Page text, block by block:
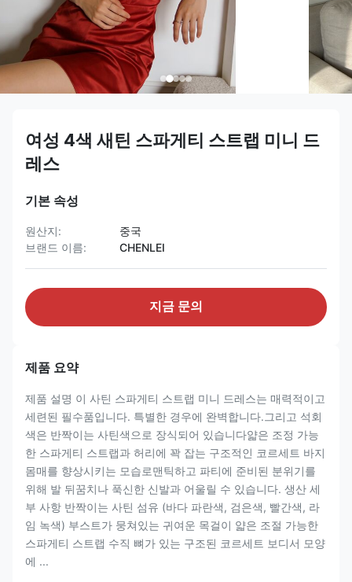
여성 4색 새틴 스파게티 스트랩 미니 드
레스
기본 속성
원산지:
중국
브랜드 이름:
CHENLEI
지금 문의
제품 요약
제품 설명 이 사틴 스파게티 스트랩 미니 드레스는 매력적이고
세련된 필수품입니다. 특별한 경우에 완벽합니다.그리고 석회
색은 반짝이는 사틴색으로 장식되어 있습니다얇은 조정 가능
한 스파게티 스트랩과 허리에 꽉 잡는 구조적인 코르세트 바지
몸매를 향상시키는 모습로맨틱하고 파티에 준비된 분위기를
위해 발 뒤꿈치나 푹신한 신발과 어울릴 수 있습니다. 생산 세
부 사항 반짝이는 사틴 섬유 (바다 파란색, 검은색, 빨간색, 라
임 녹색) 부스트가 뭉쳐있는 귀여운 목걸이 얇은 조절 가능한
스파게티 스트랩 수직 뼈가 있는 구조된 코르세트 보디서 모양
에 ...